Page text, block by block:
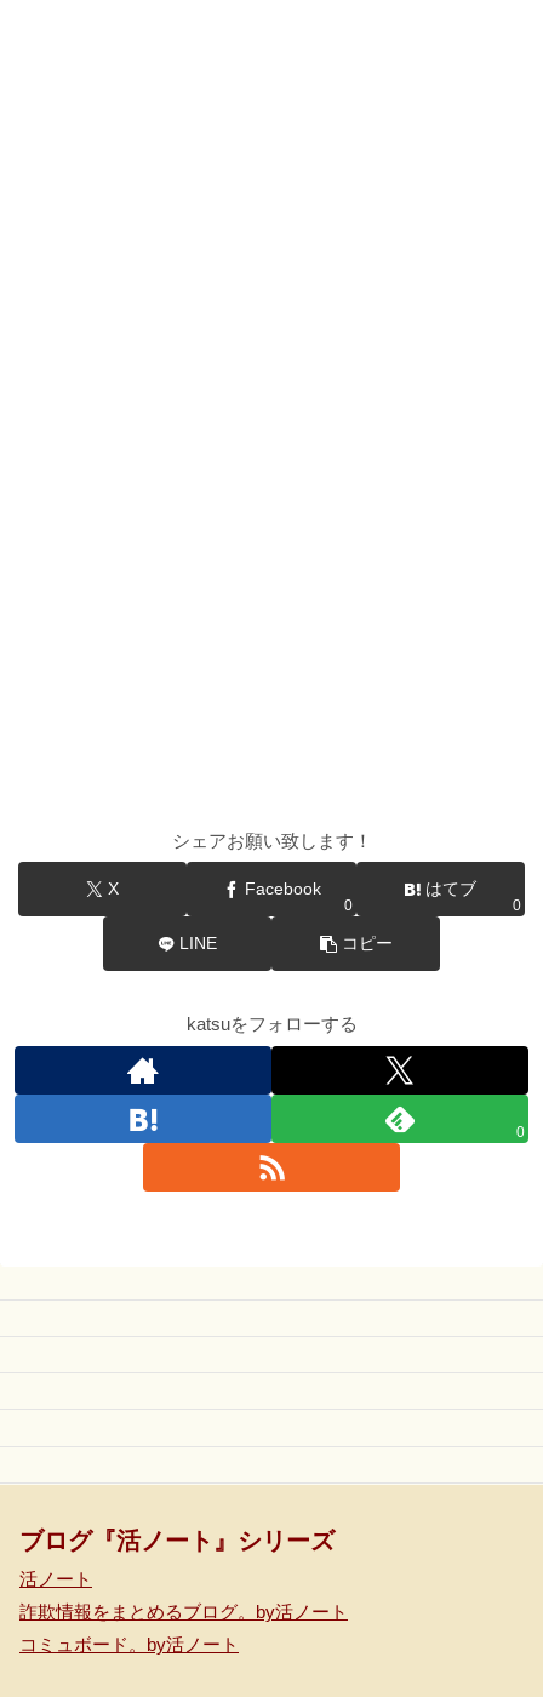
シェアお願い致します！
X Facebook
0
はてブ
0
LINE コピー
katsuをフォローする
0
ブログ『活ノート』シリーズ
活ノート
詐欺情報をまとめるブログ。by活ノート
コミュボード。by活ノート